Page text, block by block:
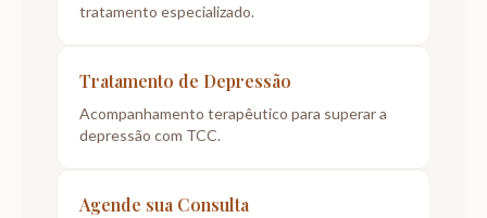
tratamento especializado.
Tratamento de Depressão
Acompanhamento terapêutico para superar a
depressão com TCC.
Agende sua Consulta